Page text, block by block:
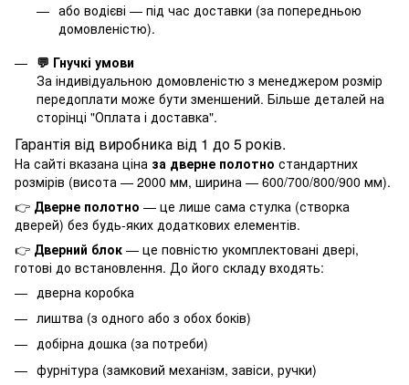
або водієві — під час доставки (за попередньою
домовленістю).
💬 Гнучкі умови
За індивідуальною домовленістю з менеджером розмір
передоплати може бути зменшений. Більше деталей на
сторінці "Оплата і доставка".
Гарантія від виробника від 1 до 5 років.
На сайті вказана ціна за дверне полотно стандартних
розмірів (висота — 2000 мм, ширина — 600/700/800/900 мм).
👉 Дверне полотно — це лише сама стулка (створка
дверей) без будь-яких додаткових елементів.
👉 Дверний блок — це повністю укомплектовані двері,
готові до встановлення. До його складу входять:
дверна коробка
лиштва (з одного або з обох боків)
добірна дошка (за потреби)
фурнітура (замковий механізм, завіси, ручки)